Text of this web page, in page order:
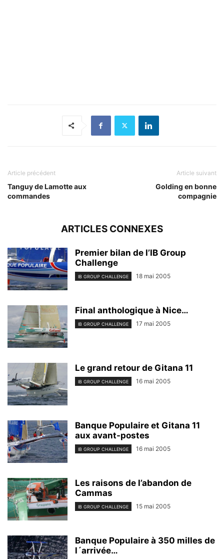
Article précédent
Tanguy de Lamotte aux
commandes
Article suivant
Golding en bonne
compagnie
ARTICLES CONNEXES
Premier bilan de l’IB Group
Challenge
IB GROUP CHALLENGE 18 mai 2005
Final anthologique à Nice…
IB GROUP CHALLENGE 17 mai 2005
Le grand retour de Gitana 11
IB GROUP CHALLENGE 16 mai 2005
Banque Populaire et Gitana 11
aux avant-postes
IB GROUP CHALLENGE 16 mai 2005
Les raisons de l’abandon de
Cammas
IB GROUP CHALLENGE 15 mai 2005
Banque Populaire à 350 milles de
l´arrivée…